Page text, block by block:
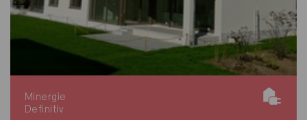
Minergie
Definitiv